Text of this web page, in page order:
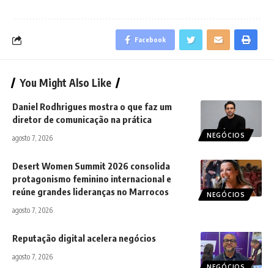
Facebook
You Might Also Like
NEGÓCIOS
Daniel Rodhrigues mostra o que faz um
diretor de comunicação na prática
agosto 7, 2026
NEGÓCIOS
Desert Women Summit 2026 consolida
protagonismo feminino internacional e
reúne grandes lideranças no Marrocos
agosto 7, 2026
Reputação digital acelera negócios
agosto 7, 2026